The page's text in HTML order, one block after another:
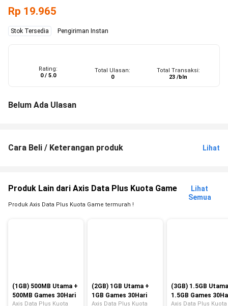
Rp 19.965
Stok Tersedia Pengiriman Instan
Rating:
0 / 5.0
Total Ulasan:
0
Total Transaksi:
23 /bln
Belum Ada Ulasan
Cara Beli / Keterangan produk Lihat
Produk Lain dari Axis Data Plus Kuota Game
Lihat
Semua
Produk Axis Data Plus Kuota Game termurah !
(1GB) 500MB Utama +
500MB Games 30Hari
Axis Data Plus Kuota
(2GB) 1GB Utama +
1GB Games 30Hari
Axis Data Plus Kuota
(3GB) 1.5GB
1.5GB Games
Axis Data Plus Kuota